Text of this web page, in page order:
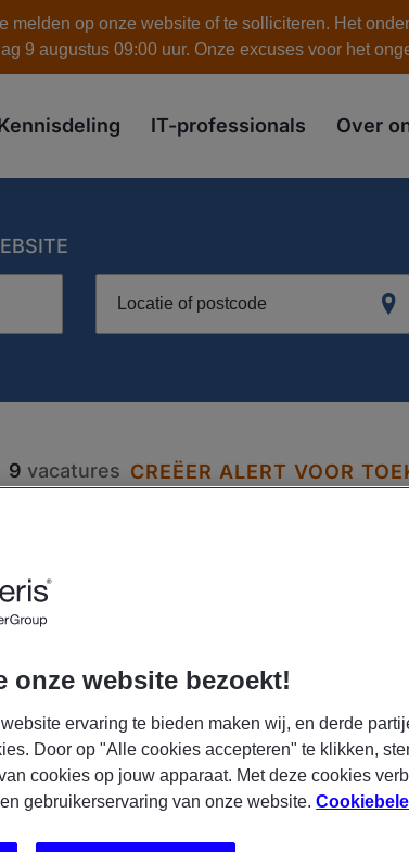
op onze website of te solliciteren. Het
9 augustus 09:00 uur. Onze excuses voor het
skip to the main content
IT-professionals Over
Locatie of postcode
9 vacatures CREËER ALERT VOOR
Specialisatie: Manager
07/08/2026
Experis
Projectmanager ICT
€ 4500 - € 5500
onze website bezoekt!
ervaring te bieden maken wij, en derde
Door op "Alle cookies accepteren" te klikken,
cookies op jouw apparaat. Met deze cookies
gebruikerservaring van onze website.